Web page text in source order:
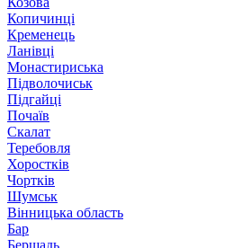
Копичинці
Кременець
Ланівці
Монастириська
Підволочиськ
Підгайці
Почаїв
Скалат
Теребовля
Хоростків
Чортків
Шумськ
Вінницька область
Бар
Бершадь